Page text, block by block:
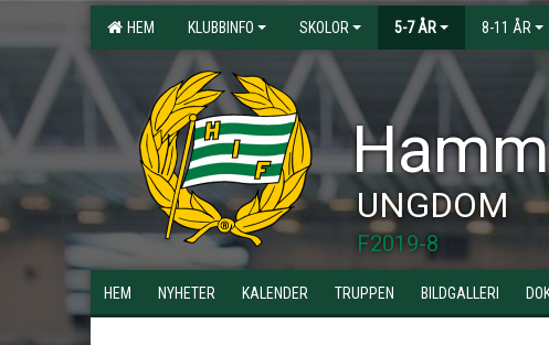
HEM KLUBBINFO SKOLOR 5-7 ÅR 8-11 ÅR
UNGDOM
F2019-8
HEM NYHETER KALENDER TRUPPEN BILDGALLERI